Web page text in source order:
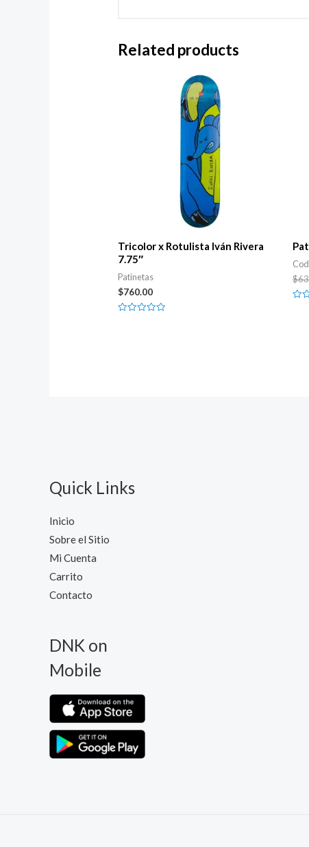
Related products
Tricolor x Rotulista Iván Rivera
7.75″
Patinetas
$760.00
$
Quick Links
Inicio
Sobre el Sitio
Mi Cuenta
Carrito
Contacto
DNK on
Mobile